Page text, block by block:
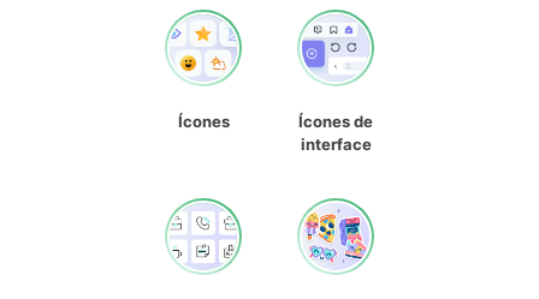
Ícones
Ícones de
interface